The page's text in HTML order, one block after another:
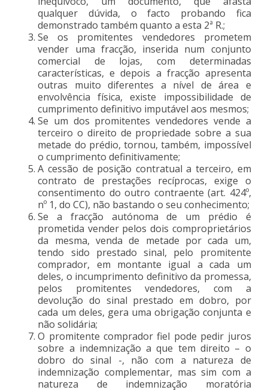
qualquer dúvida, o facto probando fica
demonstrado também quanto a esta 2ª R.;
Se os promitentes vendedores prometem
vender uma fracção, inserida num conjunto
comercial de lojas, com determinadas
características, e depois a fracção apresenta
outras muito diferentes a nível de área e
envolvência física, existe impossibilidade de
cumprimento definitivo imputável aos mesmos;
Se um dos promitentes vendedores vende a
terceiro o direito de propriedade sobre a sua
metade do prédio, tornou, também, impossível
o cumprimento definitivamente;
A cessão de posição contratual a terceiro, em
contrato de prestações recíprocas, exige o
consentimento do outro contraente (art. 424º,
nº 1, do CC), não bastando o seu conhecimento;
Se a fracção autónoma de um prédio é
prometida vender pelos dois comproprietários
da mesma, venda de metade por cada um,
tendo sido prestado sinal, pelo promitente
comprador, em montante igual a cada um
deles, o incumprimento definitivo da promessa,
pelos promitentes vendedores, com a
devolução do sinal prestado em dobro, por
cada um deles, gera uma obrigação conjunta e
não solidária;
O promitente comprador fiel pode pedir juros
sobre a indemnização a que tem direito – o
dobro do sinal -, não com a natureza de
indemnização complementar, mas sim com a
natureza de indemnização moratória